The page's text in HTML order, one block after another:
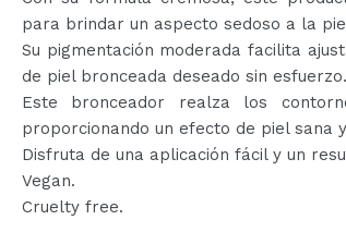
para brindar un aspecto sedoso a la
Su pigmentación moderada facilita
de piel bronceada deseado sin esfuerzo.
Este bronceador realza los
proporcionando un efecto de piel sana
Disfruta de una aplicación fácil y un
Vegan.
Cruelty free.